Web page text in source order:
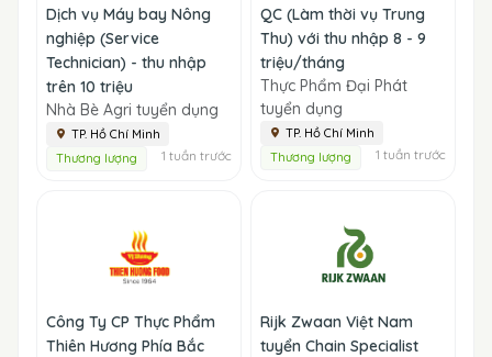
Dịch vụ Máy bay Nông
nghiệp (Service
Technician) - thu nhập
trên 10 triệu
Nhà Bè Agri tuyển dụng
TP. Hồ Chí Minh
Thương lượng
1 tuần trước
QC (Làm thời vụ Trung
Thu) với thu nhập 8 - 9
triệu/tháng
Thực Phẩm Đại Phát
tuyển dụng
TP. Hồ Chí Minh
Thương lượng
1 tuần trước
Công Ty CP Thực Phẩm
Thiên Hương Phía Bắc
Rijk Zwaan Việt Nam
tuyển Chain Specialist